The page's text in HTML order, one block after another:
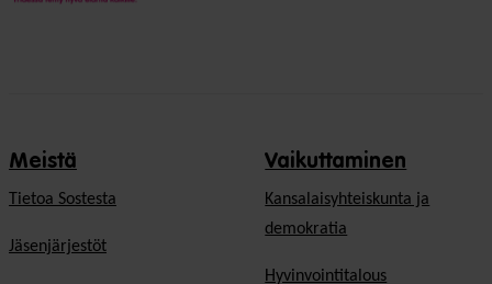
Meistä
Tietoa Sostesta
Jäsenjärjestöt
Vaikuttaminen
Kansalaisyhteiskunta ja
demokratia
Hyvinvointitalous